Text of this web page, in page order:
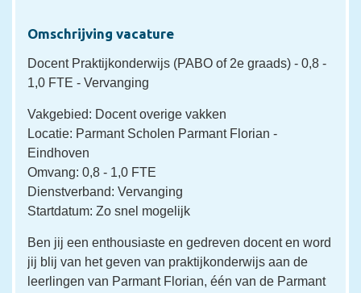
Omschrijving vacature
Docent Praktijkonderwijs (PABO of 2e graads) - 0,8 -
1,0 FTE - Vervanging
Vakgebied: Docent overige vakken
Locatie: Parmant Scholen Parmant Florian -
Eindhoven
Omvang: 0,8 - 1,0 FTE
Dienstverband: Vervanging
Startdatum: Zo snel mogelijk
Ben jij een enthousiaste en gedreven docent en word
jij blij van het geven van praktijkonderwijs aan de
leerlingen van Parmant Florian, één van de Parmant